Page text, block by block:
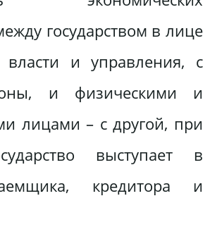
государством в лице
власти и управления, с
и физическими и
лицами – с другой, при
выступает в
кредитора и